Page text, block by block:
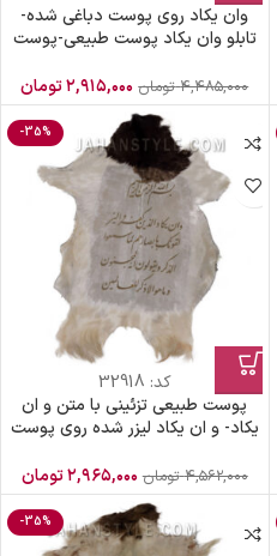
وان یکاد روی پوست دباغی شده-
تابلو وان یکاد پوست طبیعی-پوست
۴,۴۸۵,۰۰۰ تومان ۲,۹۱۵,۰۰۰تومان
-35%
کد: 32918
پوست طبیعی تزئینی با متن و ان
یکاد- و ان یکاد لیزر شده روی پوست
۴,۵۶۲,۰۰۰ تومان ۲,۹۶۵,۰۰۰تومان
-35%